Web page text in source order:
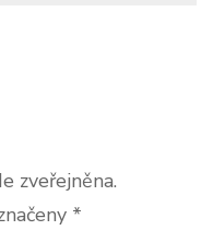
zveřejněna.
*